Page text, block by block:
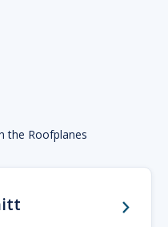
the Roofplanes